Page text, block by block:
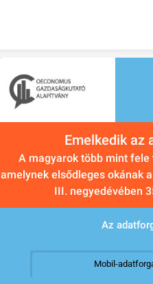
Emelkedik az
A magyarok több mint
amelynek elsődleges okának
III. negyedévében
Az
Mobil-